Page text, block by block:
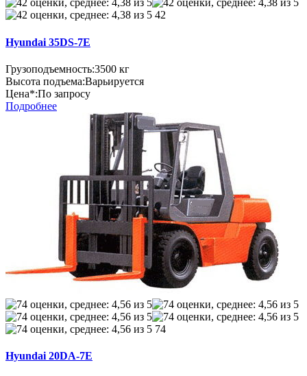
42
Hyundai 35DS-7E
Грузоподъемность:3500 кг
Высота подъема:Варьируется
Цена*:По запросу
Подробнее
74
Hyundai 20DA-7E